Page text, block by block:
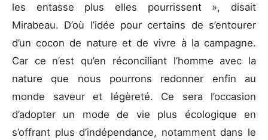
les entasse plus elles pourrissent », disait
Mirabeau. D’où l’idée pour certains de s’entourer
d’un cocon de nature et de vivre à la campagne.
Car ce n’est qu’en réconciliant l’homme avec la
nature que nous pourrons redonner enfin au
monde saveur et légèreté. Ce sera l’occasion
d’adopter un mode de vie plus écologique en
s’offrant plus d’indépendance, notamment dans le